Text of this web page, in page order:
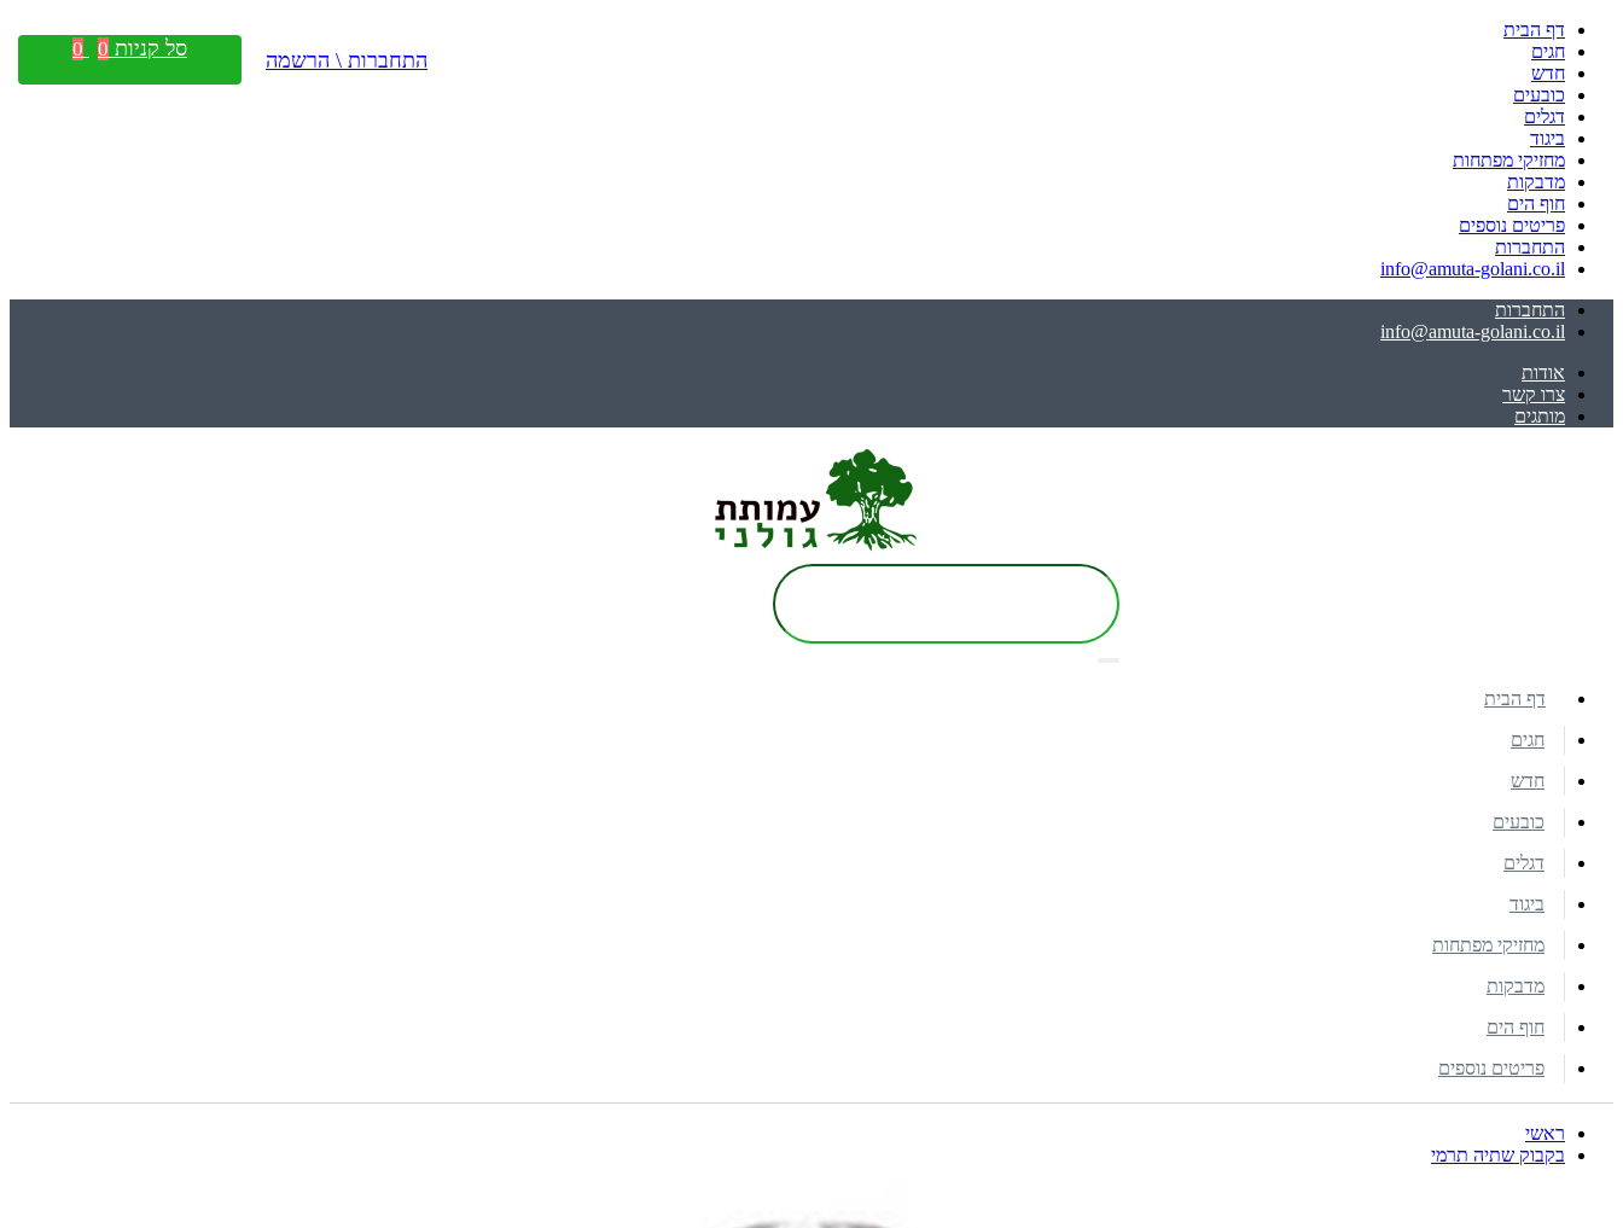
דף הבית
חגים
חדש
כובעים
דגלים
ביגוד
מחזיקי מפתחות
מדבקות
חוף הים
פריטים נוספים
התחברות
info@amuta-golani.co.il
התחברות
info@amuta-golani.co.il
אודות
צרו קשר
מותגים
התחברות \ הרשמה סל קניות 0
0
דף הבית
חגים
חדש
כובעים
דגלים
ביגוד
מחזיקי מפתחות
מדבקות
חוף הים
פריטים נוספים
ראשי
בקבוק שתיה תרמי